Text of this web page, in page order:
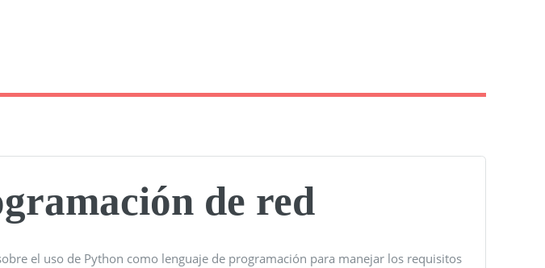
de red
el uso de Python como lenguaje de programación para manejar los requisitos